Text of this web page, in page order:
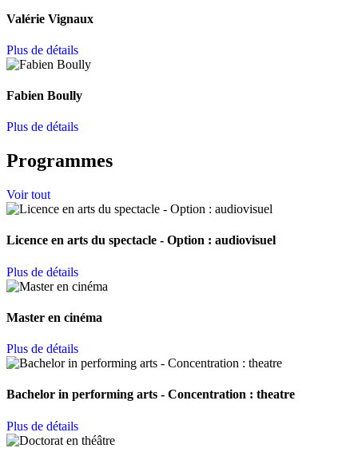
Valérie Vignaux
Plus de détails
Fabien Boully
Plus de détails
Programmes
Voir tout
Licence en arts du spectacle - Option : audiovisuel
Plus de détails
Master en cinéma
Plus de détails
Bachelor in performing arts - Concentration : theatre
Plus de détails